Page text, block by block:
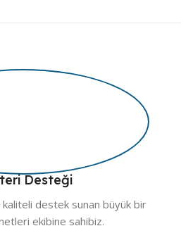
Desteği
kaliteli destek sunan büyük bir
ekibine sahibiz.